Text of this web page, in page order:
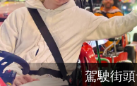
東京品川 #1
東京秋葉原#2
東京澀谷附屬
東京淺草駕駛街